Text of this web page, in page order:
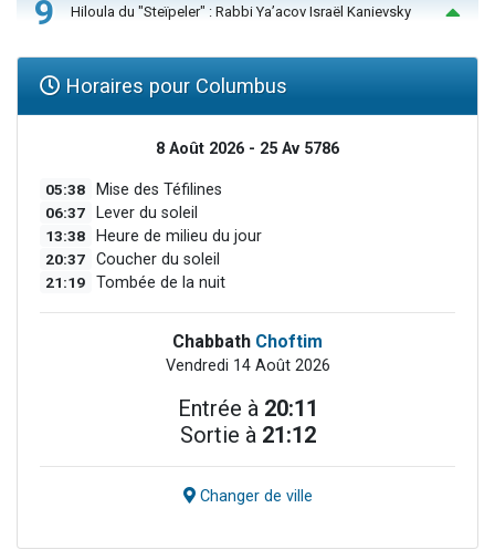
9 Hiloula du "Steïpeler" : Rabbi Ya’acov Israël Kanievsky
Horaires pour Columbus
8 Août 2026 - 25 Av 5786
05:38 Mise des Téfilines
06:37 Lever du soleil
13:38 Heure de milieu du jour
20:37 Coucher du soleil
21:19 Tombée de la nuit
Chabbath Choftim
Vendredi 14 Août 2026
Entrée à 20:11
Sortie à 21:12
Changer de ville